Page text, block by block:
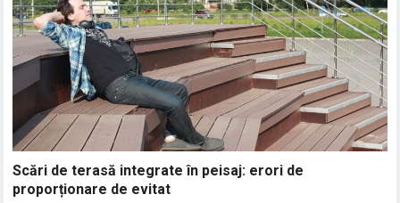
Scări de terasă integrate în peisaj: erori de
proporționare de evitat